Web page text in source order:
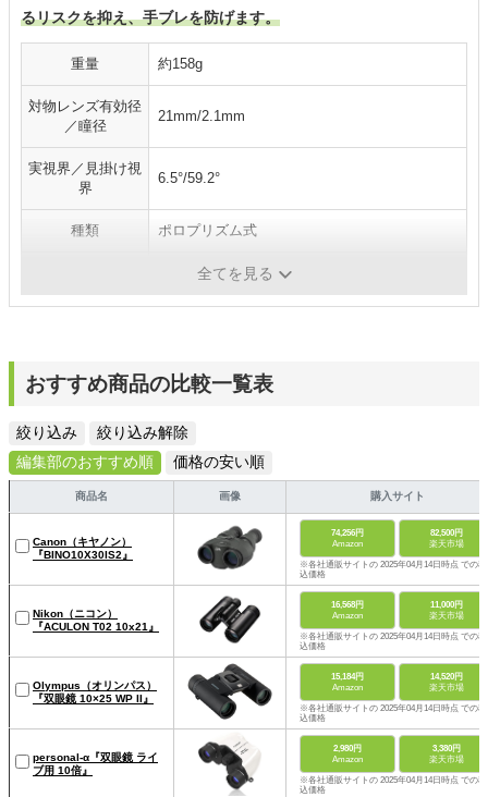
るリスクを抑え、手ブレを防げます。
重量 約158g
対物レンズ有効径
／瞳径
21mm/2.1mm
実視界／見掛け視
界
6.5°/59.2°
種類 ポロプリズム式
全てを見る
おすすめ商品の比較一覧表
絞り込み
絞り込み解除
編集部のおすすめ順
価格の安い順
商品名 画像 購入サイト
Canon（キヤノン）
『BINO10X30IS2』
74,256円
Amazon
82,500円
楽天市場
※各社通販サイトの 2025年04月14日時点 での税
込価格
Nikon（ニコン）
『ACULON T02 10x21』
16,568円
Amazon
11,000円
楽天市場
※各社通販サイトの 2025年04月14日時点 での税
込価格
Olympus（オリンパス）
『双眼鏡 10×25 WP II』
15,184円
Amazon
14,520円
楽天市場
※各社通販サイトの 2025年04月14日時点 での税
込価格
personal-α『双眼鏡 ライ
ブ用 10倍』
2,980円
Amazon
3,380円
楽天市場
※各社通販サイトの 2025年04月14日時点 での税
込価格